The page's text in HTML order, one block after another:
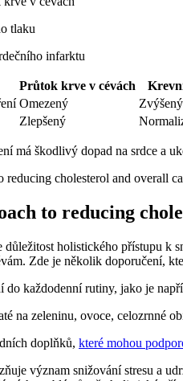
tlaku
infarktu
Průtok krve v cévách
Omezený Zvýšený
Zlepšený
má škodlivý dopad na srdce a
to reducing
důležitost holistického přístupu k
Zde je několik doporučení,
do každodenní rutiny, jako je
na zeleninu, ovoce, celozrnné
doplňků, které mohou
význam snižování stresu a